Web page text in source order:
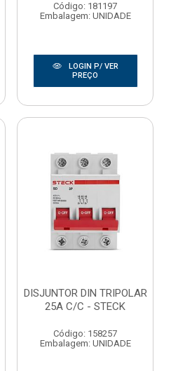
Código: 181197
Embalagem: UNIDADE
LOGIN P/ VER
PREÇO
DISJUNTOR DIN TRIPOLAR
25A C/C - STECK
Código: 158257
Embalagem: UNIDADE